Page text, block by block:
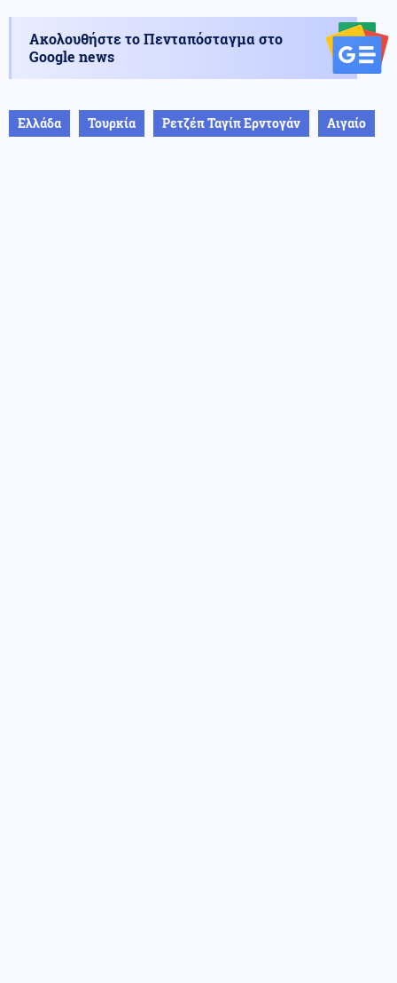
Ακολουθήστε το Πενταπόσταγμα στο
Google news
Ελλάδα Τουρκία Ρετζέπ Ταγίπ Ερντογάν Αιγαίο